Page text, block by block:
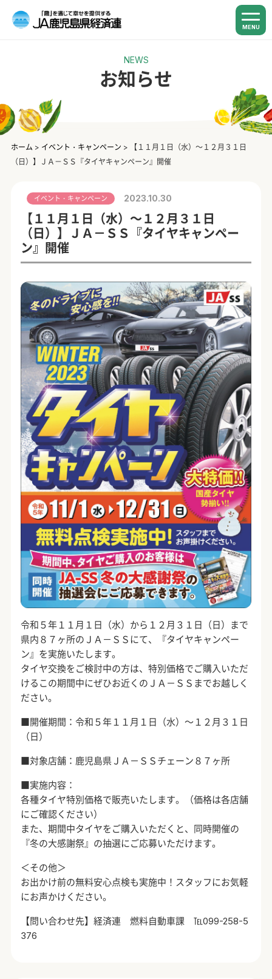
MENU
NEWS
お知らせ
ホーム > イベント・キャンペーン >
【１１月１日（水）～１２月３１日
（日）】ＪＡ－ＳＳ『タイヤキャンペーン』開催
イベント・キャンペーン 2023.10.30
【１１月１日（水）～１２月３１日
（日）】ＪＡ－ＳＳ『タイヤキャンペー
ン』開催
令和５年１１月１日（水）から１２月３１日（日）まで
県内８７ヶ所のＪＡ－ＳＳにて、『タイヤキャンペー
ン』を実施いたします。
タイヤ交換をご検討中の方は、特別価格でご購入いただ
けるこの期間中にぜひお近くのＪＡ－ＳＳまでお越しく
ださい。
■開催期間：令和５年１１月１日（水）～１２月３１日
（日）
■対象店舗：鹿児島県ＪＡ－ＳＳチェーン８７ヶ所
■実施内容：
各種タイヤ特別価格で販売いたします。（価格は各店舗
にご確認ください）
また、期間中タイヤをご購入いただくと、同時開催の
『冬の大感謝祭』の抽選にご応募いただけます。
＜その他＞
お出かけ前の無料安心点検も実施中！スタッフにお気軽
にお声かけください。
【問い合わせ先】経済連 燃料自動車課 ℡099-258-5
376